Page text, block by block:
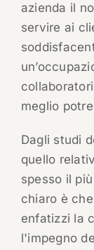
azienda il
servire ai
meglio
Dagli studi
quello
spesso il
chiaro è
enfatizzi la
l'impegno